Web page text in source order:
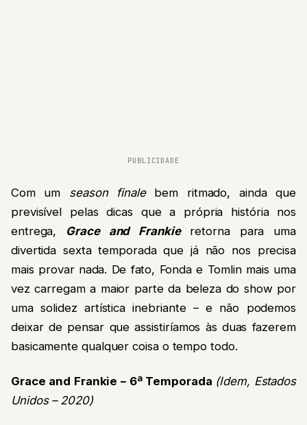
PUBLICIDADE
Com um season finalebem ritmado, ainda que
previsível pelas dicas que a própria história nos
entrega, Grace and Frankieretorna para uma
divertida sexta temporada que já não nos precisa
mais provar nada. De fato, Fonda e Tomlin mais uma
vez carregam a maior parte da beleza do show por
uma solidez artística inebriante – e não podemos
deixar de pensar que assistiríamos às duas fazerem
basicamente qualquer coisa o tempo todo.
Grace and Frankie – 6ª Temporada (Idem, Estados
Unidos – 2020)